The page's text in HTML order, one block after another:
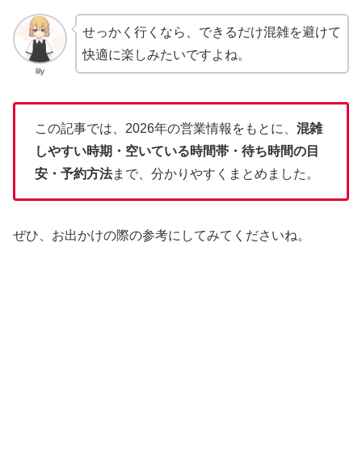
lily
せっかく行くなら、できるだけ混雑を避けて
快適に楽しみたいですよね。
この記事では、2026年の営業情報をもとに、 混雑
しやすい時期・空いている時間帯・待ち時間の目
安・予約方法まで、分かりやすくまとめました。
ぜひ、お出かけの際の参考にしてみてくださいね。